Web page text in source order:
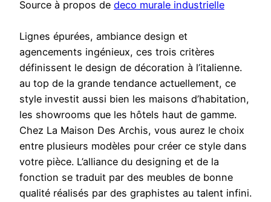
Source à propos de deco murale industrielle
Lignes épurées, ambiance design et
agencements ingénieux, ces trois critères
définissent le design de décoration à l’italienne.
au top de la grande tendance actuellement, ce
style investit aussi bien les maisons d’habitation,
les showrooms que les hôtels haut de gamme.
Chez La Maison Des Archis, vous aurez le choix
entre plusieurs modèles pour créer ce style dans
votre pièce. L’alliance du designing et de la
fonction se traduit par des meubles de bonne
qualité réalisés par des graphistes au talent infini.